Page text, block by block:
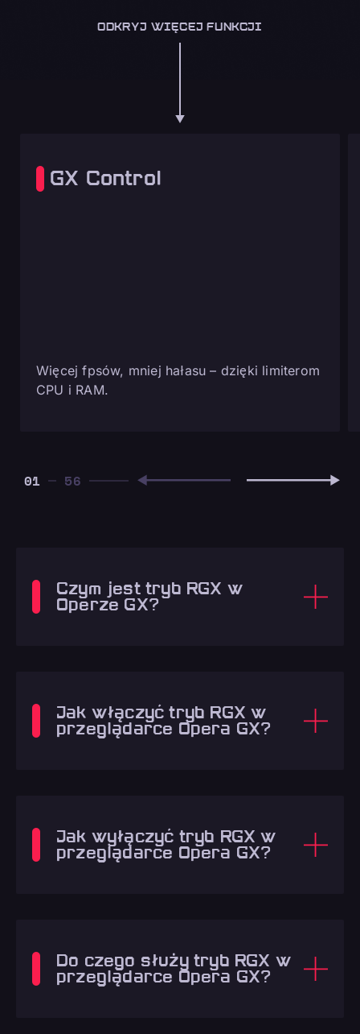
ODKRYJ WIĘCEJ FUNKCJI
GX Control
Więcej fpsów, mniej hałasu – dzięki limiterom
CPU i RAM.
01
Czym jest tryb RGX w
Operze GX?
Jak włączyć tryb RGX w
przeglądarce Opera GX?
Jak wyłączyć tryb RGX w
przeglądarce Opera GX?
Do czego służy tryb RGX w
przeglądarce Opera GX?